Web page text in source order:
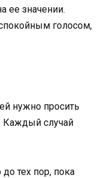
ее значении.
голосом,
нужно просить
Каждый случай
тех пор, пока